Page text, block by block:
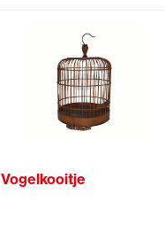
Vogelkooitje